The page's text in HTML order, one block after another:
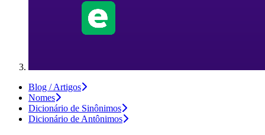
Blog / Artigos
Nomes
Dicionário de Sinônimos
Dicionário de Antônimos